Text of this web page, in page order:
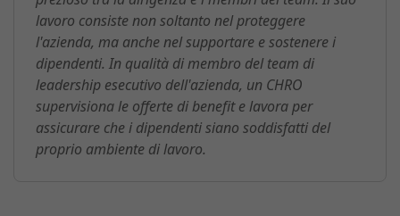
lavoro consiste non soltanto nel proteggere
l'azienda, ma anche nel supportare e sostenere i
dipendenti. In qualità di membro del team di
leadership esecutivo dell'azienda, un CHRO
supervisiona le offerte di benefit e lavora per
assicurare che i dipendenti siano soddisfatti del
proprio ambiente di lavoro.